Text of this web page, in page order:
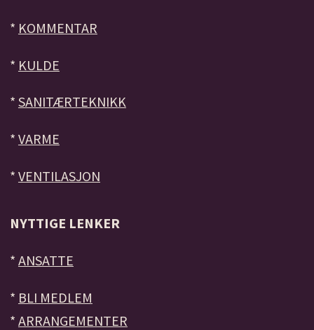
* KOMMENTAR
* KULDE
* SANITÆRTEKNIKK
* VARME
* VENTILASJON
NYTTIGE LENKER
* ANSATTE
* BLI MEDLEM
* ARRANGEMENTER